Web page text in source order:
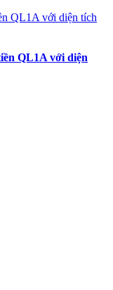
QL1A với diện